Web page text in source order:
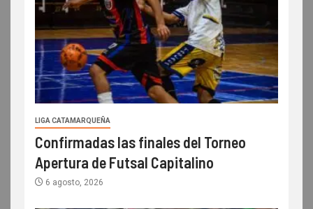
LIGA CATAMARQUEÑA
Confirmadas las finales del Torneo
Apertura de Futsal Capitalino
6 agosto, 2026